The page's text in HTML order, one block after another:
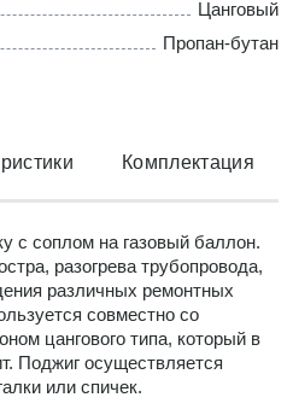
Цанговый
Пропан-бутан
Комплектация
с соплом на газовый баллон.
разогрева трубопровода,
различных ремонтных
совместно со
цангового типа, который в
Поджиг осуществляется
или спичек.